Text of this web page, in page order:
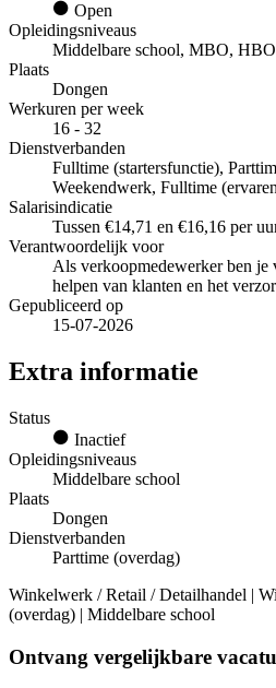
Open
Opleidingsniveaus
Middelbare school, MBO,
Plaats
Dongen
Werkuren per week
16 - 32
Dienstverbanden
Fulltime (startersfunctie),
Weekendwerk, Fulltime
Salarisindicatie
Tussen €14,71 en €16,16 per
Verantwoordelijk voor
Als verkoopmedewerker ben
helpen van klanten en het
Gepubliceerd op
15-07-2026
Extra informatie
Status
Inactief
Opleidingsniveaus
Middelbare school
Plaats
Dongen
Dienstverbanden
Parttime (overdag)
Winkelwerk / Retail / Detailhandel |
(overdag) | Middelbare school
Ontvang vergelijkbare